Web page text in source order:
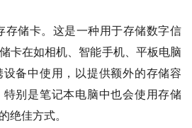
存储卡。这是一种用于存储数字信
卡在如相机、智能手机、平板电脑
备中使用，以提供额外的存储容
别是笔记本电脑中也会使用存储
绝佳方式。